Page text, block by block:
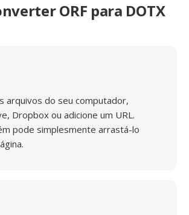
ORF para DOTX
arquivos do seu computador,
Dropbox ou adicione um URL.
pode simplesmente arrastá-lo